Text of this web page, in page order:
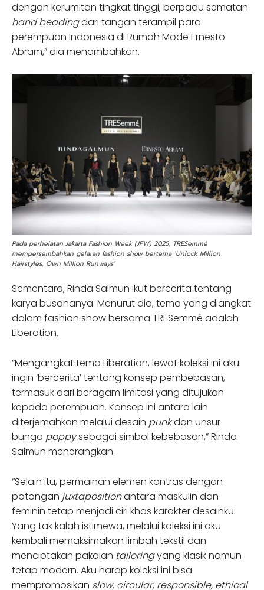
dengan kerumitan tingkat tinggi, berpadu sematan
hand beadingdari tangan terampil para
perempuan Indonesia di Rumah Mode Ernesto
Abram,” dia menambahkan.
Pada perhelatan Jakarta Fashion Week (JFW) 2025, TRESemmé
mempersembahkan gelaran fashion show bertema ‘Unlock Million
Hairstyles, Own Million Runways’
Sementara, Rinda Salmun ikut bercerita tentang
karya busananya. Menurut dia, tema yang diangkat
dalam fashion show bersama TRESemmé adalah
Liberation.
“Mengangkat tema Liberation, lewat koleksi ini aku
ingin ‘bercerita’ tentang konsep pembebasan,
termasuk dari beragam limitasi yang ditujukan
kepada perempuan. Konsep ini antara lain
diterjemahkan melalui desain punkdan unsur
bunga poppysebagai simbol kebebasan,” Rinda
Salmun menerangkan.
“Selain itu, permainan elemen kontras dengan
potongan juxtapositionantara maskulin dan
feminin tetap menjadi ciri khas karakter desainku.
Yang tak kalah istimewa, melalui koleksi ini aku
kembali memaksimalkan limbah tekstil dan
menciptakan pakaian tailoringyang klasik namun
tetap modern. Aku harap koleksi ini bisa
mempromosikan slow, circular, responsible, ethical